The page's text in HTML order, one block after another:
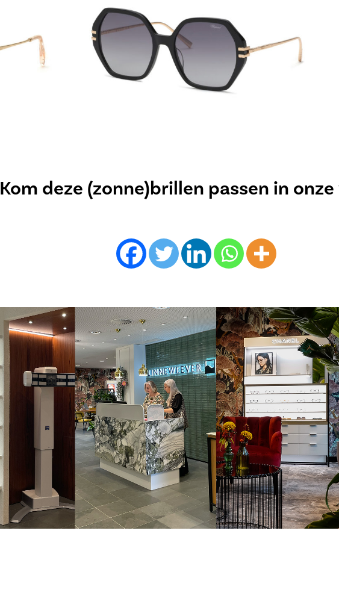
Kom deze (zonne)brillen passen in